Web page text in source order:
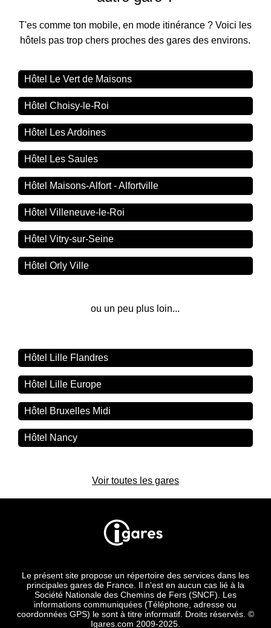
T'es comme ton mobile, en mode itinérance ? Voici les
hôtels pas trop chers proches des gares des environs.
Hôtel Le Vert de Maisons
Hôtel Choisy-le-Roi
Hôtel Les Ardoines
Hôtel Les Saules
Hôtel Maisons-Alfort - Alfortville
Hôtel Villeneuve-le-Roi
Hôtel Vitry-sur-Seine
Hôtel Orly Ville
ou un peu plus loin...
Hôtel Lille Flandres
Hôtel Lille Europe
Hôtel Bruxelles Midi
Hôtel Nancy
Voir toutes les gares
Le présent site propose un répertoire des services dans les
principales gares de France. Il n'est en aucun cas lié à la
Société Nationale des Chemins de Fers (SNCF). Les
informations communiquées (Téléphone, adresse ou
coordonnées GPS) le sont à titre informatif. Droits réservés. ©
Igares.com 2009-2025.